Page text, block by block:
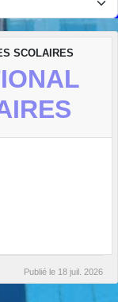
SCOLAIRES
Publié le 18 juil. 2026